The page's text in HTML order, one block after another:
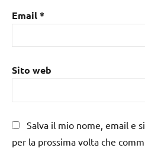
Email*
Sito web
Salva il mio nome, email e
per la prossima volta che